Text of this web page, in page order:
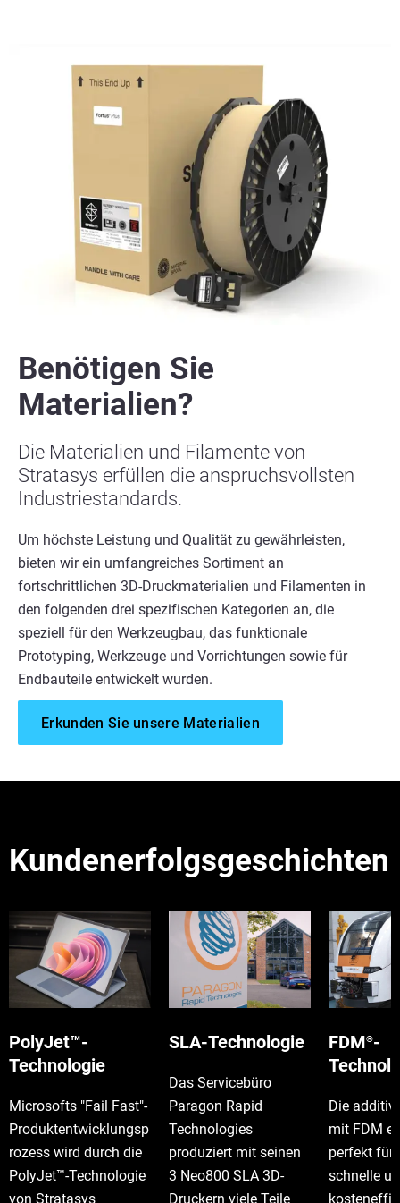
Benötigen Sie
Materialien?
Die Materialien und Filamente von
Stratasys erfüllen die anspruchsvollsten
Industriestandards.
Um höchste Leistung und Qualität zu gewährleisten,
bieten wir ein umfangreiches Sortiment an
fortschrittlichen 3D-Druckmaterialien und Filamenten in
den folgenden drei spezifischen Kategorien an, die
speziell für den Werkzeugbau, das funktionale
Prototyping, Werkzeuge und Vorrichtungen sowie für
Endbauteile entwickelt wurden.
Erkunden Sie unsere Materialien
Kundenerfolgsgeschichten
PolyJet™-
Technologie
Microsofts "Fail Fast"-
Produktentwicklungsp
rozess wird durch die
PolyJet™-Technologie
von Stratasys
SLA-Technologie
Das Servicebüro
Paragon Rapid
Technologies
produziert mit seinen
3 Neo800 SLA 3D-
Druckern viele Teile
FDM®-
Die
mit FDM
perfekt für
schnelle